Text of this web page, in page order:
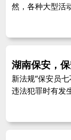
然，各种大型活
湖南保安，
新法规“保安员
违法犯罪时有发